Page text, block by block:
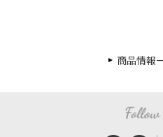
商品情報